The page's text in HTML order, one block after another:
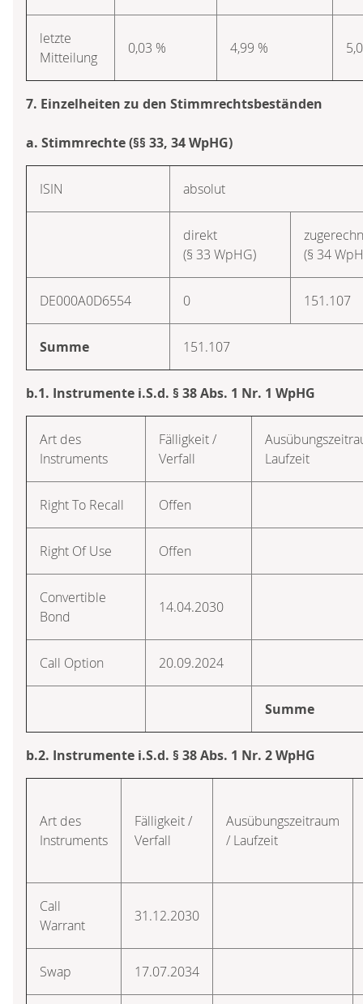
letzte
Mitteilung
0,03 % 4,99 %
7. Einzelheiten zu den Stimmrechtsbeständen
a. Stimmrechte (§§ 33, 34 WpHG)
ISIN absolut
direkt
(§ 33 WpHG)
(§ 34
DE000A0D6554 0 151.107
Summe 151.107
b.1. Instrumente i.S.d. § 38 Abs. 1 Nr. 1 WpHG
Art des
Instruments
Fälligkeit /
Verfall
Laufzeit
Right To Recall Offen
Right Of Use Offen
Convertible
Bond
14.04.2030
Call Option 20.09.2024
Summe
b.2. Instrumente i.S.d. § 38 Abs. 1 Nr. 2 WpHG
Art des
Instruments
Fälligkeit /
Verfall
Ausübungszeitraum
/ Laufzeit
Call
Warrant
31.12.2030
Swap 17.07.2034